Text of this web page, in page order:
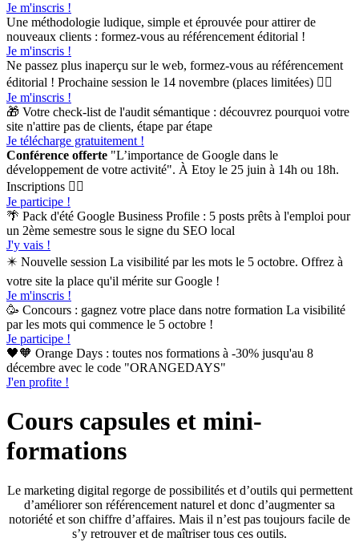
Je m'inscris !
Une méthodologie ludique, simple et éprouvée pour attirer de
nouveaux clients : formez-vous au référencement éditorial !
Je m'inscris !
Ne passez plus inaperçu sur le web, formez-vous au référencement
éditorial ! Prochaine session le 14 novembre (places limitées) 👉🏻
Je m'inscris !
🎁 Votre check-list de l'audit sémantique : découvrez pourquoi votre
site n'attire pas de clients, étape par étape
Je télécharge gratuitement !
Conférence offerte "L’importance de Google dans le
développement de votre activité". À Etoy le 25 juin à 14h ou 18h.
Inscriptions 👉🏻
Je participe !
🌴 Pack d'été Google Business Profile : 5 posts prêts à l'emploi pour
un 2ème semestre sous le signe du SEO local
J'y vais !
✴️ Nouvelle session La visibilité par les mots le 5 octobre. Offrez à
votre site la place qu'il mérite sur Google !
Je m'inscris !
🥳 Concours : gagnez votre place dans notre formation La visibilité
par les mots qui commence le 5 octobre !
Je participe !
🖤🧡 Orange Days : toutes nos formations à -30% jusqu'au 8
décembre avec le code "ORANGEDAYS"
J'en profite !
Cours capsules et mini-
formations
Le marketing digital regorge de possibilités et d’outils qui permettent
d’améliorer son référencement naturel et donc d’augmenter sa
notoriété et son chiffre d’affaires. Mais il n’est pas toujours facile de
s’y retrouver et de maîtriser tous ces outils.